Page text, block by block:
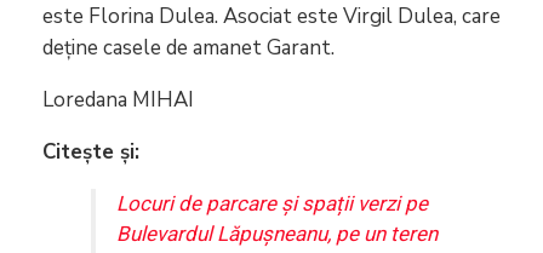
este Florina Dulea. Asociat este Virgil Dulea, care
deține casele de amanet Garant.
Loredana MIHAI
Citește și:
Locuri de parcare și spații verzi pe
Bulevardul Lăpușneanu, pe un teren